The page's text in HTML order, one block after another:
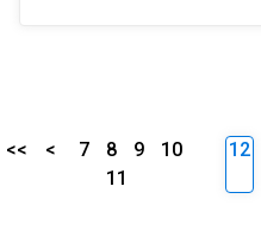
<< < 7 8 9
10
11
12